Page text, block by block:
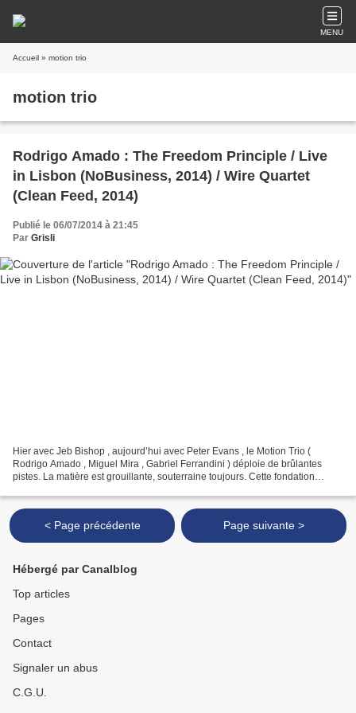
MENU
Accueil » motion trio
motion trio
Rodrigo Amado : The Freedom Principle / Live
in Lisbon (NoBusiness, 2014) / Wire Quartet
(Clean Feed, 2014)
Publié le 06/07/2014 à 21:45
Par Grisli
Hier avec Jeb Bishop , aujourd’hui avec Peter Evans , le Motion Trio (
Rodrigo Amado , Miguel Mira , Gabriel Ferrandini ) déploie de brûlantes
pistes. La matière est grouillante, souterraine toujours. Cette fondation
< Page précédente Page suivante >
Hébergé par Canalblog
Top articles
Pages
Contact
Signaler un abus
C.G.U.